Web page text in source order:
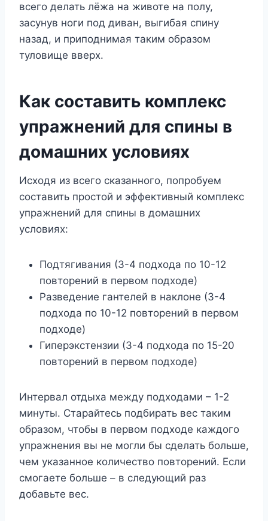
всего делать лёжа на животе на полу,
засунув ноги под диван, выгибая спину
назад, и приподнимая таким образом
туловище вверх.
Как составить комплекс
упражнений для спины в
домашних условиях
Исходя из всего сказанного, попробуем
составить простой и эффективный комплекс
упражнений для спины в домашних
условиях:
Подтягивания (3-4 подхода по 10-12
повторений в первом подходе)
Разведение гантелей в наклоне (3-4
подхода по 10-12 повторений в первом
подходе)
Гиперэкстензии (3-4 подхода по 15-20
повторений в первом подходе)
Интервал отдыха между подходами – 1-2
минуты. Старайтесь подбирать вес таким
образом, чтобы в первом подходе каждого
упражнения вы не могли бы сделать больше,
чем указанное количество повторений. Если
смогаете больше – в следующий раз
добавьте вес.